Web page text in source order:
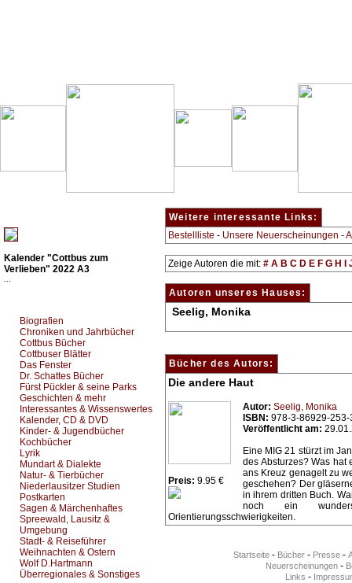
Kalender "Cottbus zum
Verlieben" 2022 A3
Biografien
Chroniken und Jahrbücher
Cottbus Bücher
Cottbuser Blätter
Das Fenster
Dr. Schattes Bücher
Fürst Pückler & seine Parks
Geschichten & mehr
Interessantes & Wissenswertes
Kalender, CD & DVD
Kinder- & Jugendbücher
Kochbücher
Lyrik
Mundart & Dialekte
Natur- & Tierbücher
Niederlausitzer Studien
Postkarten
Sagen & Märchenhaftes
Spreewald, Lausitz &
Umgebung
Stadt- & Reiseführer
Weihnachten & Ostern
Wolf D.Hartmann
Überregionales & Sonstiges
Weitere interessante Links:
Bestellliste - Unsere Neuerscheinungen -
Zeige Autoren die mit: # A B C D E F G H
Autoren unseres Hauses:
Seelig, Monika
Bücher des Autors:
Die andere Haut
Preis: 9.95 €
Autor: Seelig, Monika
ISBN: 978-3-86929-253-
Veröffentlicht am:
Eine MIG 21 stürzt im
des Absturzes? Was hat
ans Kreuz genagelt zu
geschehen? Der
in ihrem dritten Buch.
noch ein
Orientierungsschwierigkeiten.
Startseite - Bücher - Presse -
Neuerscheinungen-
Links -